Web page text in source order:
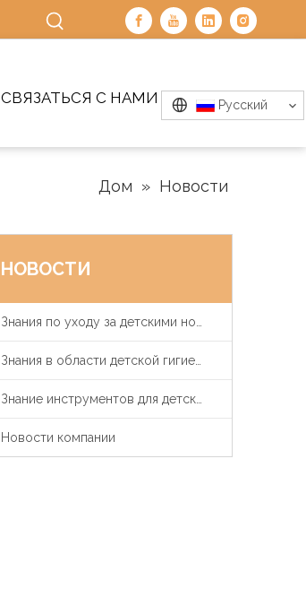
СВЯЗАТЬСЯ С НАМИ Pусский
Дом » Новости
НОВОСТИ
Новости компании